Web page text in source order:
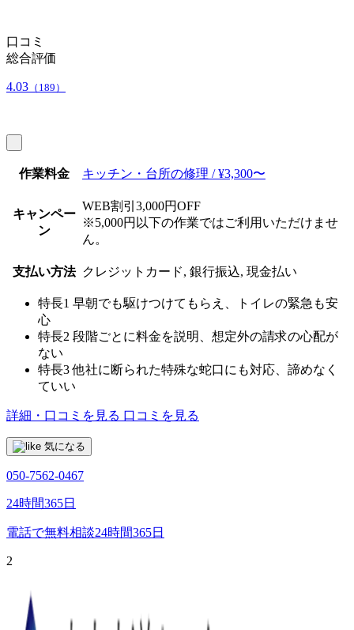
口コミ
総合評価
4.03 （189）
作業料金 キッチン・台所の修理 / ¥3,300〜
キャンペー
ン
WEB割引3,000円OFF
※5,000円以下の作業ではご利用いただけませ
ん。
支払い方法 クレジットカード, 銀行振込, 現金払い
特長1 早朝でも駆けつけてもらえ、トイレの緊急も安
心
特長2 段階ごとに料金を説明、想定外の請求の心配が
ない
特長3 他社に断られた特殊な蛇口にも対応、諦めなく
ていい
詳細・口コミを見る 口コミを見る
気になる
050-7562-0467
24時間365日
電話で無料相談24時間365日
2